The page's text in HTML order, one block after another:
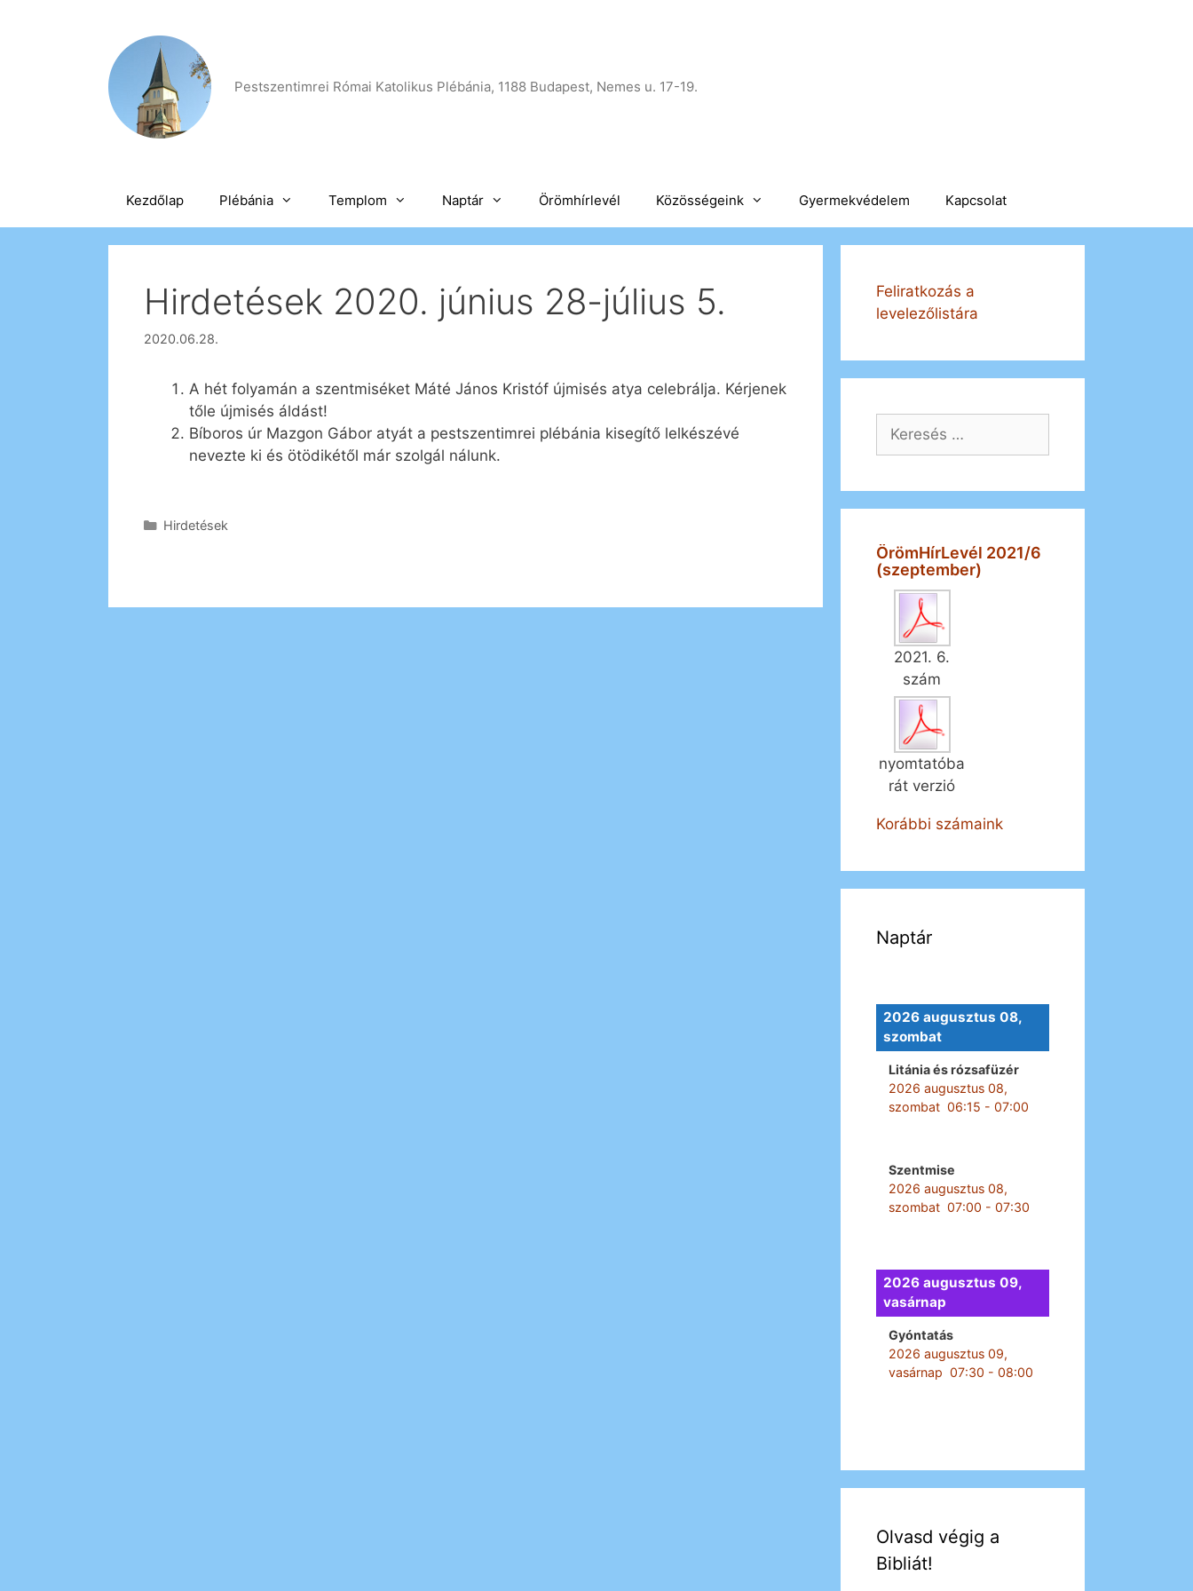
Pestszentimrei Római Katolikus Plébánia, 1188 Budapest, Nemes u. 17-19.
Kezdőlap Plébánia Templom Naptár Örömhírlevél Közösségeink Gyermekvédelem Kapcsolat
Hirdetések 2020. június 28-július 5.
2020.06.28.
A hét folyamán a szentmiséket Máté János Kristóf újmisés atya celebrálja. Kérjenek
tőle újmisés áldást!
Bíboros úr Mazgon Gábor atyát a pestszentimrei plébánia kisegítő lelkészévé
nevezte ki és ötödikétől már szolgál nálunk.
Kategória
Hirdetések
Feliratkozás a
levelezőlistára
Keresés:
ÖrömHírLevél 2021/6
(szeptember)
2021. 6.
szám
nyomtatóba
rát verzió
Korábbi számaink
Naptár
2026 augusztus 08,
szombat
Litánia és rózsafüzér
2026 augusztus 08,
szombat 06:15 - 07:00
Szentmise
2026 augusztus 08,
szombat 07:00 - 07:30
2026 augusztus 09,
vasárnap
Gyóntatás
2026 augusztus 09,
vasárnap 07:30 - 08:00
Olvasd végig a
Bibliát!